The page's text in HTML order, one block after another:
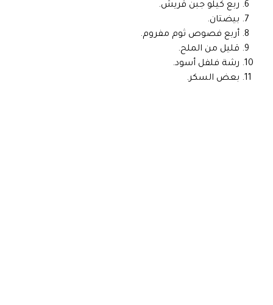
ربع كيلو جبن قريش.
بيضتان.
أربع فصوص ثوم مفروم.
قليل من الملح.
رشة فلفل أسود.
بعض السكر.